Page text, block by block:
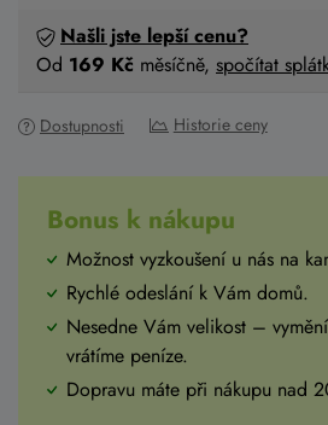
Našli jste lepší cenu?
Od 169 Kč měsíčně, spočítat
Dostupnosti Historie ceny
Bonus k nákupu
Možnost vyzkoušení u nás na
Rychlé odeslání k Vám domů.
Nesedne Vám velikost –
vrátíme peníze.
Dopravu máte při nákupu nad